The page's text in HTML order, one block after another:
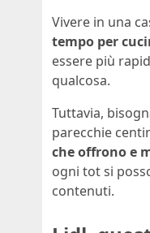
Vivere in una
tempo per
essere più
qualcosa.
Tuttavia,
parecchie
che offrono e
ogni tot si
contenuti.